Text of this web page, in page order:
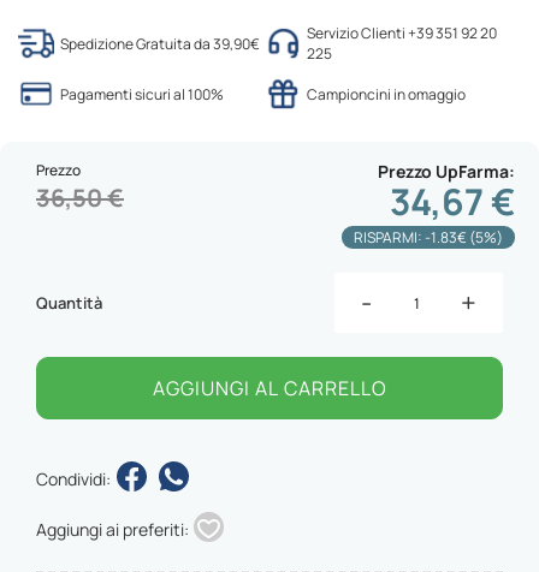
Spedizione Gratuita da 39,90€
Servizio Clienti +39 351 92 20
225
Pagamenti sicuri al 100%
Campioncini in omaggio
Prezzo UpFarma
34,67 €
Prezzo
36,50 €
RISPARMI: -1.83€ (5%)
Quantità - +
AGGIUNGI AL CARRELLO
Condividi:
Aggiungi ai preferiti: